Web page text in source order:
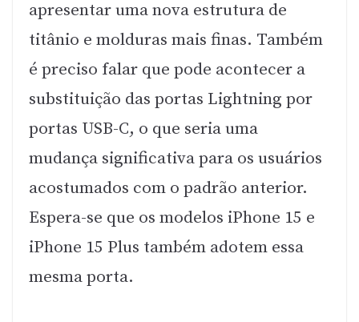
apresentar uma nova estrutura de
titânio e molduras mais finas. Também
é preciso falar que pode acontecer a
substituição das portas Lightning por
portas USB-C, o que seria uma
mudança significativa para os usuários
acostumados com o padrão anterior.
Espera-se que os modelos iPhone 15 e
iPhone 15 Plus também adotem essa
mesma porta.